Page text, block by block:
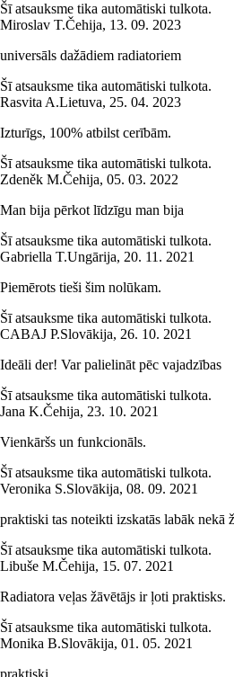
Šī atsauksme tika automātiski tulkota.
Miroslav T.Čehija, 13. 09. 2023
universāls dažādiem radiatoriem
Šī atsauksme tika automātiski tulkota.
Rasvita A.Lietuva, 25. 04. 2023
Izturīgs, 100% atbilst cerībām.
Šī atsauksme tika automātiski tulkota.
Zdeněk M.Čehija, 05. 03. 2022
Man bija pērkot līdzīgu man bija
Šī atsauksme tika automātiski tulkota.
Gabriella T.Ungārija, 20. 11. 2021
Piemērots tieši šim nolūkam.
Šī atsauksme tika automātiski tulkota.
CABAJ P.Slovākija, 26. 10. 2021
Ideāli der! Var palielināt pēc vajadzības
Šī atsauksme tika automātiski tulkota.
Jana K.Čehija, 23. 10. 2021
Vienkāršs un funkcionāls.
Šī atsauksme tika automātiski tulkota.
Veronika S.Slovākija, 08. 09. 2021
praktiski tas noteikti izskatās labāk nekā
Šī atsauksme tika automātiski tulkota.
Libuše M.Čehija, 15. 07. 2021
Radiatora veļas žāvētājs ir ļoti praktisks.
Šī atsauksme tika automātiski tulkota.
Monika B.Slovākija, 01. 05. 2021